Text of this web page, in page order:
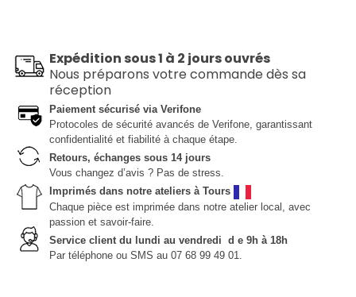
Expédition sous 1 à 2 jours ouvrés
Nous préparons votre commande dès sa
réception
Paiement sécurisé via Verifone
Protocoles de sécurité avancés de Verifone, garantissant
confidentialité et fiabilité à chaque étape.
Retours, échanges sous 14 jours
Vous changez d’avis ? Pas de stress.
Imprimés dans notre ateliers à Tours
Chaque pièce est imprimée dans notre atelier local, avec
passion et savoir-faire.
Service client du lundi au vendredi d e 9h à 18h
Par téléphone ou SMS au 07 68 99 49 01.